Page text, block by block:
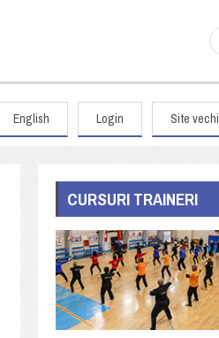
English Login Site vechi
CURSURI TRAINERI